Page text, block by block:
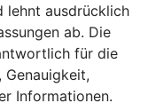
lehnt ausdrücklich
ab. Die
für die
Informationen.